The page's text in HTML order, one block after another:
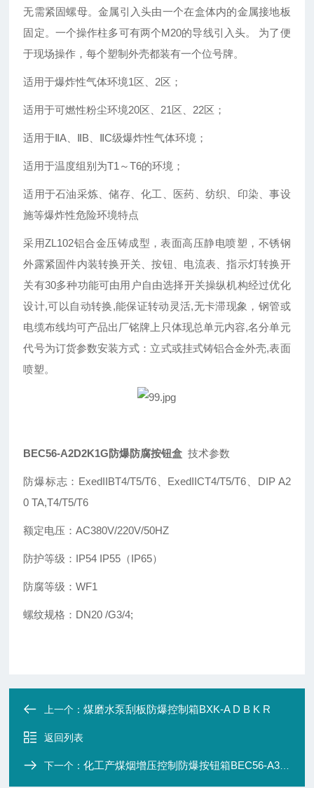
无需紧固螺母。金属引入头由一个在盒体内的金属接地板
固定。一个操作柱多可有两个M20的导线引入头。 为了便
于现场操作，每个塑制外壳都装有一个位号牌。
适用于爆炸性气体环境1区、2区；
适用于可燃性粉尘环境20区、21区、22区；
适用于ⅡA、ⅡB、ⅡC级爆炸性气体环境；
适用于温度组别为T1～T6的环境；
适用于石油采炼、储存、化工、医药、纺织、印染、事设
施等爆炸性危险环境特点
采用ZL102铝合金压铸成型，表面高压静电喷塑，不锈钢
外露紧固件内装转换开关、按钮、电流表、指示灯转换开
关有30多种功能可由用户自由选择开关操纵机构经过优化
设计,可以自动转换,能保证转动灵活,无卡滞现象， 钢管或
电缆布线均可产品出厂铭牌上只体现总单元内容,名分单元
代号为订货参数安装方式：立式或挂式铸铝合金外壳,表面
喷塑。
BEC56-A2D2K1G防爆防腐按钮盒 技术参数
防爆标志： ExedIIBT4/T5/T6、ExedIICT4/T5/T6、DIP A2
0 TA,T4/T5/T6
额定电压：AC380V/220V/50HZ
防护等级： IP54 IP55（IP65）
防腐等级：WF1
螺纹规格： DN20 /G3/4;
上一个：煤磨水泵刮板防爆控制箱BXK-A D B K R
返回列表
下一个：化工产煤烟增压控制防爆按钮箱BEC56-A3D3K1